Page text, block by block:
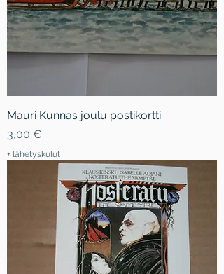
Mauri Kunnas joulu postikortti
Hinta
3,00 €
+ lähetyskulut